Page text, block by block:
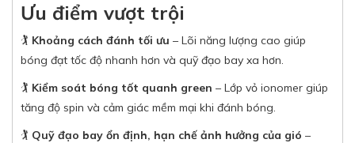
Ưu điểm vượt trội
🏌 Khoảng cách đánh tối ưu – Lõi năng lượng cao giúp
bóng đạt tốc độ nhanh hơn và quỹ đạo bay xa hơn.
🏌 Kiểm soát bóng tốt quanh green – Lớp vỏ ionomer giúp
tăng độ spin và cảm giác mềm mại khi đánh bóng.
🏌 Quỹ đạo bay ổn định, hạn chế ảnh hưởng của gió –